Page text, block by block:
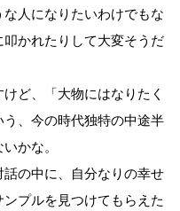
人になりたいわけでもな
かれたりして大変そうだ
ど、「大物にはなりたく
、今の時代独特の中途半
かな。
の中に、自分なりの幸せ
プルを見つけてもらえた